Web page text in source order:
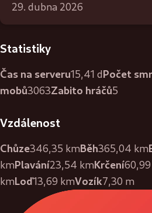
29. dubna 2026
Statistiky
Čas na serveru15,41 dPočet
mobů3063Zabito hráčů5
Vzdálenost
Chůze346,35 kmBěh365,04 km
kmPlavání23,54 kmKrčení
kmLoď13,69 kmVozík7,30 m